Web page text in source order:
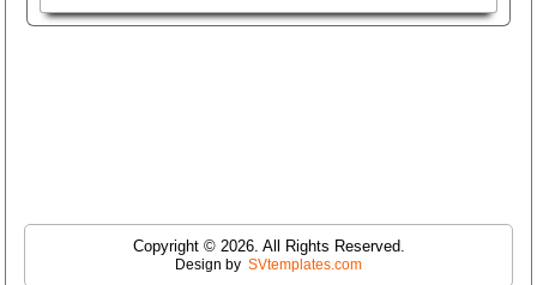
Copyright © 2026. All Rights Reserved.
Design by SVtemplates.com